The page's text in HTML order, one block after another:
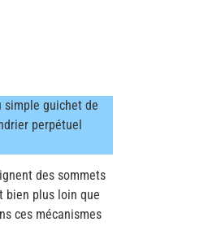
simple guichet de
perpétuel
des sommets
bien plus loin que
ces mécanismes